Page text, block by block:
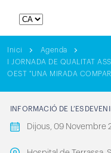
Inici
Agenda
I JORNADA DE QUALITAT
OEST "UNA MIRADA
INFORMACIÓ DE
Dijous, 09 Novembre